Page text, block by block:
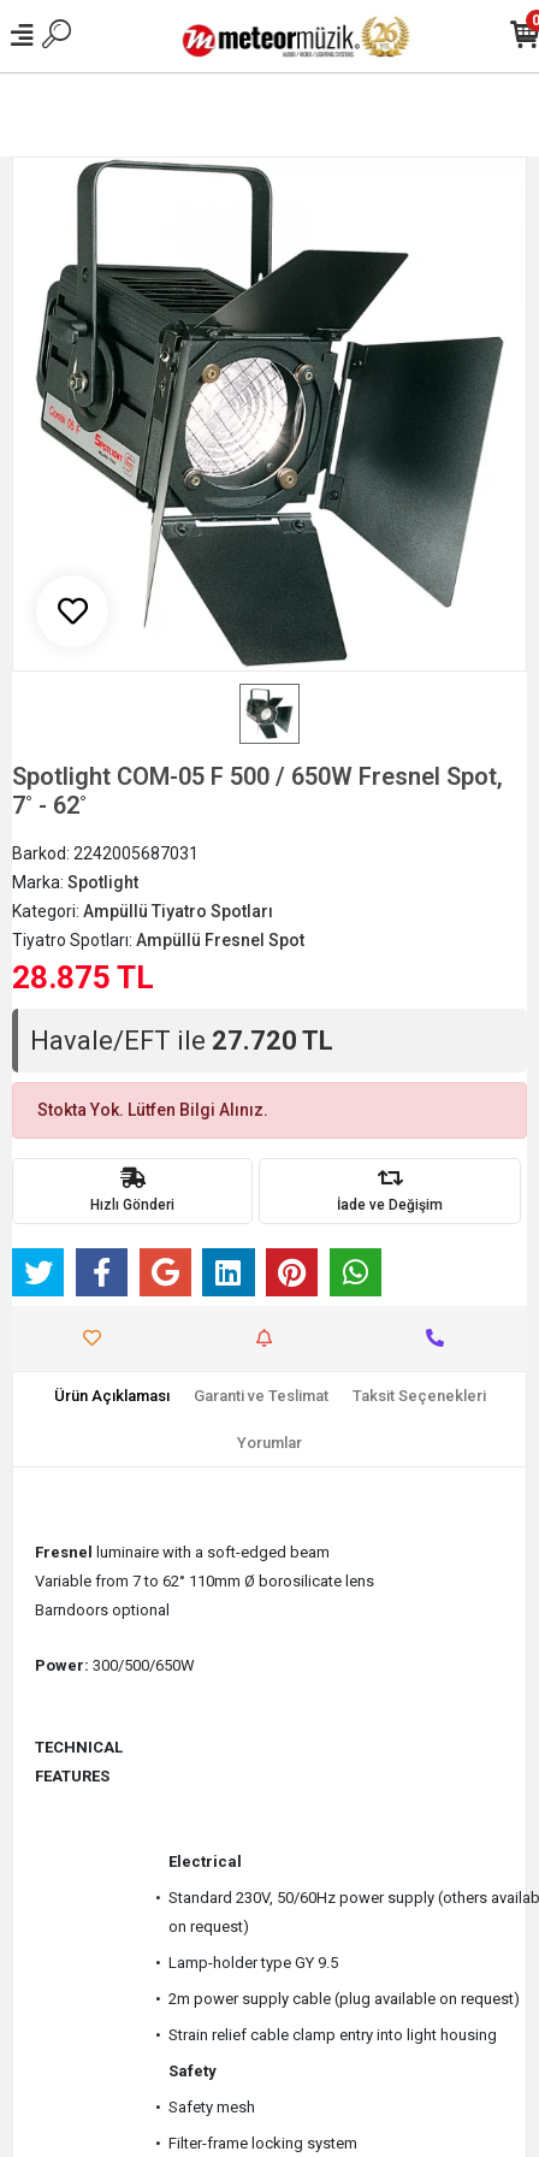
Spotlight COM-05 F 500 / 650W Fresnel Spot,
7˚ - 62˚
Barkod: 2242005687031
Marka: Spotlight
Kategori: Ampüllü Tiyatro Spotları
Tiyatro Spotları: Ampüllü Fresnel Spot
28.875 TL
Havale/EFT ile 27.720 TL
Stokta Yok. Lütfen Bilgi Alınız.
Hızlı Gönderi İade ve Değişim
Ürün Açıklaması Garanti ve Teslimat Taksit Seçenekleri
Yorumlar
Fresnel
luminaire with a soft-edged beam
Variable from 7 to 62° 110mm Ø borosilicate lens
Barndoors optional
Power: 300/500/650W
TECHNICAL
FEATURES
Electrical
• Standard 230V, 50/60Hz power supply (others
on request)
• Lamp-holder type GY 9.5
• 2m power supply cable (plug available on request)
• Strain relief cable clamp entry into light housing
Safety
• Safety mesh
• Filter-frame locking system